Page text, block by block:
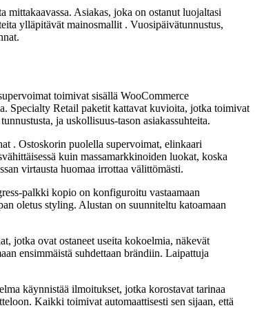
Asiakas, joka on ostanut luojaltasi
ylläpitävät mainosmallit . Vuosipäivätunnustus,
toimivat sisällä WooCommerce
Specialty Retail paketit kattavat kuvioita, jotka toimivat
ja uskollisuus-tason asiakassuhteita.
. Ostoskorin puolella supervoimat, elinkaari
kuin massamarkkinoiden luokat, koska
virtausta huomaa irrottaa välittömästi.
palkki kopio on konfiguroitu vastaamaan
oletus styling. Alustan on suunniteltu katoamaan
jotka ovat ostaneet useita kokoelmia, näkevät
ensimmäistä suhdettaan brändiin. Laipattuja
käynnistää ilmoitukset, jotka korostavat tarinaa
Kaikki toimivat automaattisesti sen sijaan, että